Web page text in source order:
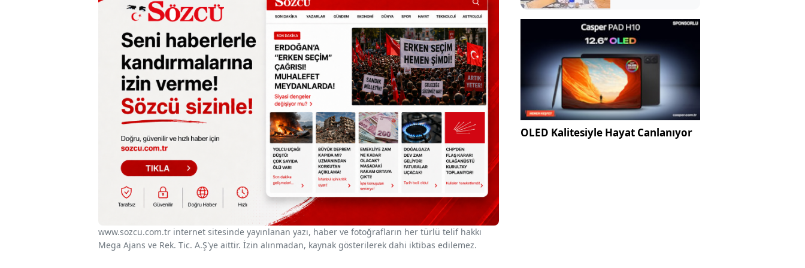
www.sozcu.com.tr internet sitesinde yayınlanan yazı, haber ve fotoğrafların her türlü telif hakkı
Mega Ajans ve Rek. Tic. A.Ş'ye aittir. İzin alınmadan, kaynak gösterilerek dahi iktibas edilemez.
OLED Kalitesiyle Hayat Canlanıyor